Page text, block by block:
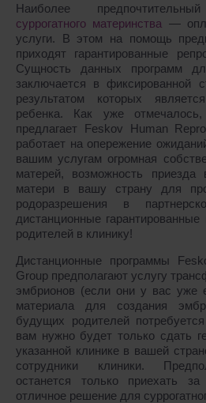
Наиболее
суррогатного материнства ―
услуги. В этом на помощь
приходят гарантированные
Сущность данных программ
заключается в фиксированной
результатом которых
ребенка. Как уже
предлагает Feskov Human
работает на опережение
вашим услугам огромная
матерей, возможность приезда
матери в вашу страну для
родоразрешения в
дистанционные
родителей в клинику!
Дистанционные программы
Group предполагают услугу
эмбрионов (если они у вас уже
материала для создания
будущих родителей
вам нужно будет только сдать
указанной клинике в вашей
сотрудники клиники.
останется только приехать
отличное решение для